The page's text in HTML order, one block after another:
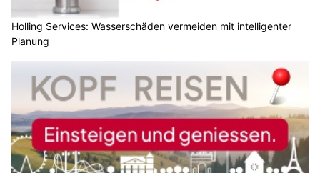
Holling Services: Wasserschäden vermeiden mit intelligenter
Planung